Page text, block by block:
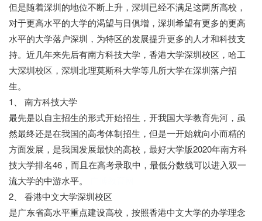
但是随着深圳的地位不断上升，深圳已经不满足这两所高校，
对于更高水平的大学的渴望与日俱增，深圳希望有更多的更高
水平的大学落户深圳，为特区的发展提升更多的人才和科技支
持。近几年来先后有南方科技大学，香港大学深圳校区，哈工
大深圳校区，深圳北理莫斯科大学等几所大学在深圳落户招
生。
1、 南方科技大学
最先是以自主招生的形式开始招生，开我国大学教育先河，虽
然最终还是在我国的高考体制招生，但是一开始就向小而精的
方面发展，是我国发展最快的高校，最好大学版2020年南方科
技大学排名46，而且在高考录取中，最低分数线可以进入双一
流大学的中游水平。
2、 香港中文大学深圳校区
是广东省高水平重点建设高校，按照香港中文大学的办学理念